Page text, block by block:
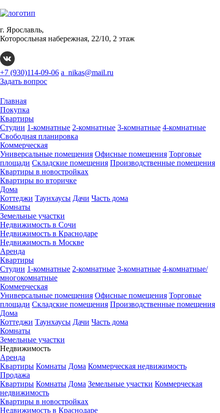
г. Ярославль,
Которосльная набережная, 22/10, 2 этаж
+7 (930)114-09-06 a_nikas@mail.ru
Задать вопрос
Главная
Покупка
Квартиры
Студии 1-комнатные 2-комнатные 3-комнатные 4-комнатные
Свободная планировка
Коммерческая
Универсальные помещения Офисные помещения Торговые
площади Складские помещения Производственные помещения
Квартиры в новостройках
Квартиры во вторичке
Дома
Коттеджи Таунхаусы Дачи Часть дома
Комнаты
Земельные участки
Недвижимость в Сочи
Недвижимость в Краснодаре
Недвижимость в Москве
Аренда
Квартиры
Студии 1-комнатные 2-комнатные 3-комнатные 4-комнатные/
многокомнатные
Коммерческая
Универсальные помещения Офисные помещения Торговые
площади Складские помещения Производственные помещения
Дома
Коттеджи Таунхаусы Дачи Часть дома
Комнаты
Земельные участки
Недвижимость
Аренда
Квартиры Комнаты Дома Коммерческая недвижимость
Продажа
Квартиры Комнаты Дома Земельные участки Коммерческая
недвижимость
Квартиры в новостройках
Недвижимость в Краснодаре